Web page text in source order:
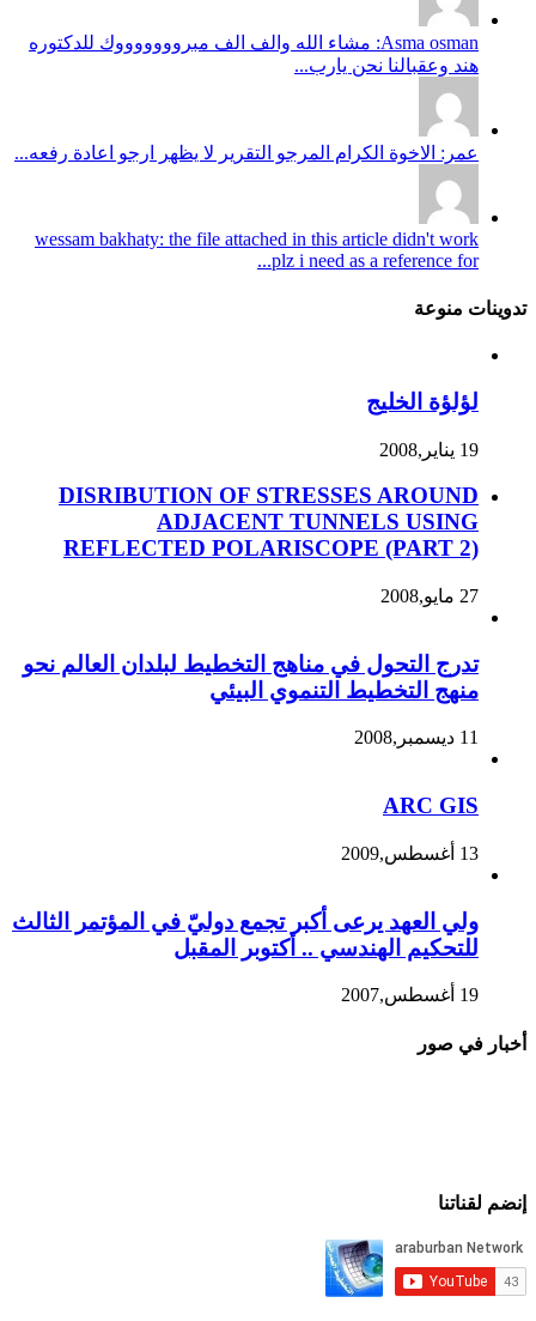
Asma osman: مشاء الله والف الف مبروووووووك للدكتوره
هند وعقبالنا نحن يارب...
عمر: الاخوة الكرام المرجو التقرير لا يظهر ارجو اعادة رفعه...
wessam bakhaty: the file attached in this article didn't work
plz i need as a reference for...
تدوينات منوعة
لؤلؤة الخليج
19 يناير,2008
DISRIBUTION OF STRESSES AROUND
ADJACENT TUNNELS USING
REFLECTED POLARISCOPE (PART 2)
27 مايو,2008
تدرج التحول في مناهج التخطيط لبلدان العالم نحو
منهج التخطيط التنموي البيئي
11 ديسمبر,2008
ARC GIS
13 أغسطس,2009
ولي العهد يرعى أكبر تجمع دوليّ في المؤتمر الثالث
للتحكيم الهندسي .. أكتوبر المقبل
19 أغسطس,2007
أخبار في صور
إنضم لقناتنا